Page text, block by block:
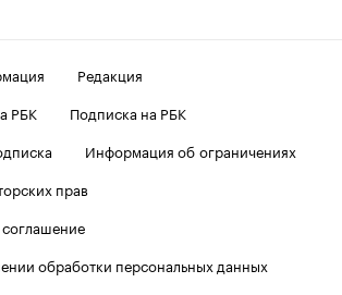
Редакция
РБК
Подписка на РБК
Информация об ограничениях
прав
соглашение
обработки персональных данных